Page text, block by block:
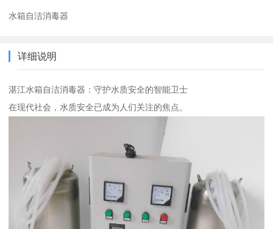
水箱自洁消毒器
详细说明
湛江水箱自洁消毒器：守护水质安全的智能卫士
在现代社会，水质安全已成为人们关注的焦点。